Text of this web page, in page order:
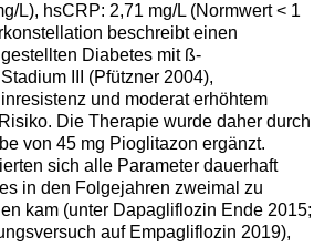
L), hsCRP: 2,71 mg/L (Normwert < 1
beschreibt einen
Diabetes mit ß-
III (Pfützner 2004),
und moderat erhöhtem
Die Therapie wurde daher durch
von 45 mg Pioglitazon ergänzt.
sich alle Parameter dauerhaft
in den Folgejahren zweimal zu
kam (unter Dapagliflozin Ende 2015;
auf Empagliflozin 2019),